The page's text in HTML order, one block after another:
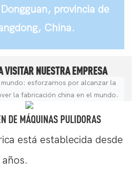
provincia de
China.
VISITAR NUESTRA EMPRESA
esforzarnos por alcanzar la
la fabricación china en el mundo.
DE MÁQUINAS PULIDORAS
está establecida desde